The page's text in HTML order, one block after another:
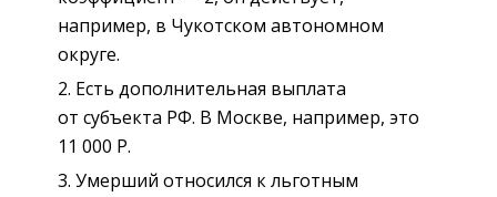
например, в Чукотском автономном
округе.
Есть дополнительная выплата
от субъекта РФ. В Москве, например, это
11 000 Р.
Умерший относился к льготным